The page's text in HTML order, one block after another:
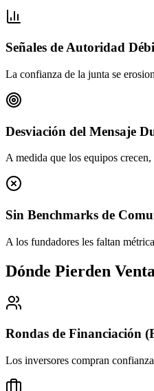
Señales de Autoridad
La confianza de la junta se
Desviación del Mensaje
A medida que los equipos
Sin Benchmarks de
A los fundadores les faltan
Dónde Pierden
Rondas de Financiación
Los inversores compran